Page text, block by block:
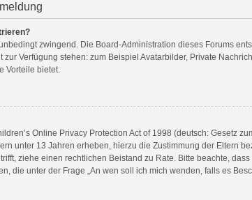
zwingend. Die Board-Administration dieses Forums
zur Verfügung stehen: zum Beispiel Avatarbilder, Private
Vorteile bietet.
Online Privacy Protection Act of 1998 (deutsch: Gesetz
unter 13 Jahren erheben, hierzu die Zustimmung der Eltern
ziehe einen rechtlichen Beistand zu Rate. Bitte beachte,
die unter der Frage „An wen soll ich mich wenden, falls es